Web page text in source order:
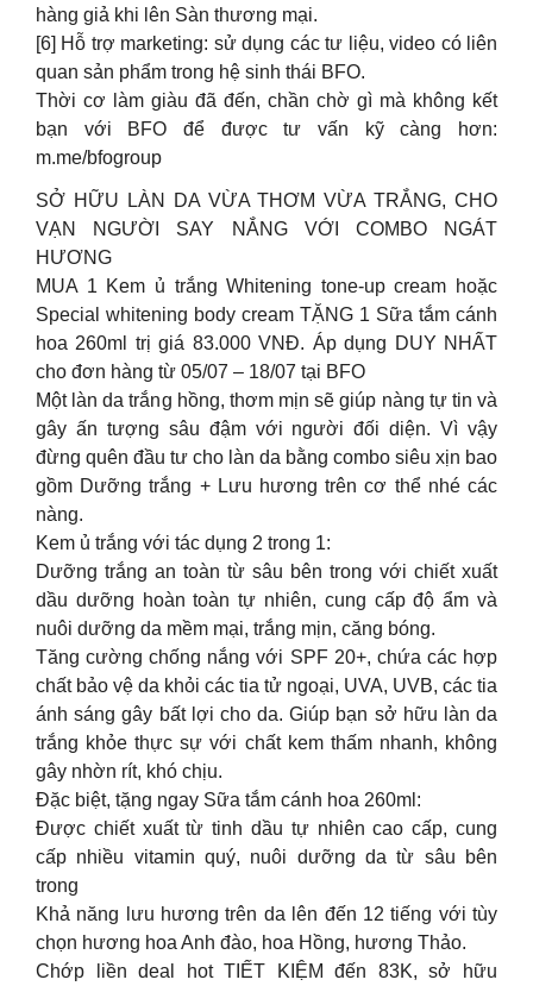
hàng giả khi lên Sàn thương mại.
[6] Hỗ trợ marketing: sử dụng các tư liệu, video có liên
quan sản phẩm trong hệ sinh thái BFO.
Thời cơ làm giàu đã đến, chần chờ gì mà không kết
bạn với BFO để được tư vấn kỹ càng hơn:
m.me/bfogroup
SỞ HỮU LÀN DA VỪA THƠM VỪA TRẮNG, CHO
VẠN NGƯỜI SAY NẮNG VỚI COMBO NGÁT
HƯƠNG
MUA 1 Kem ủ trắng Whitening tone-up cream hoặc
Special whitening body cream TẶNG 1 Sữa tắm cánh
hoa 260ml trị giá 83.000 VNĐ. Áp dụng DUY NHẤT
cho đơn hàng từ 05/07 – 18/07 tại BFO
Một làn da trắng hồng, thơm mịn sẽ giúp nàng tự tin và
gây ấn tượng sâu đậm với người đối diện. Vì vậy
đừng quên đầu tư cho làn da bằng combo siêu xịn bao
gồm Dưỡng trắng + Lưu hương trên cơ thể nhé các
nàng.
Kem ủ trắng với tác dụng 2 trong 1:
Dưỡng trắng an toàn từ sâu bên trong với chiết xuất
dầu dưỡng hoàn toàn tự nhiên, cung cấp độ ẩm và
nuôi dưỡng da mềm mại, trắng mịn, căng bóng.
Tăng cường chống nắng với SPF 20+, chứa các hợp
chất bảo vệ da khỏi các tia tử ngoại, UVA, UVB, các tia
ánh sáng gây bất lợi cho da. Giúp bạn sở hữu làn da
trắng khỏe thực sự với chất kem thấm nhanh, không
gây nhờn rít, khó chịu.
Đặc biệt, tặng ngay Sữa tắm cánh hoa 260ml:
Được chiết xuất từ tinh dầu tự nhiên cao cấp, cung
cấp nhiều vitamin quý, nuôi dưỡng da từ sâu bên
trong
Khả năng lưu hương trên da lên đến 12 tiếng với tùy
chọn hương hoa Anh đào, hoa Hồng, hương Thảo.
Chớp liền deal hot TIẾT KIỆM đến 83K, sở hữu